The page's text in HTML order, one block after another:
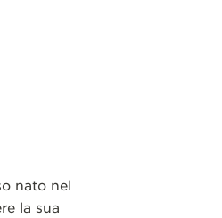
nato nel
la sua